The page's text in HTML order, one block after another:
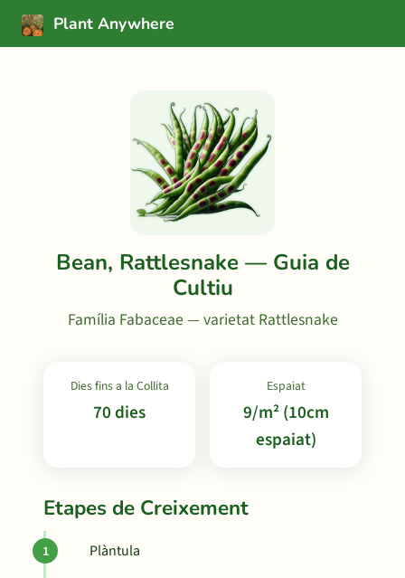
Plant Anywhere
Bean, Rattlesnake — Guia de
Cultiu
Família Fabaceae — varietat Rattlesnake
Dies fins a la Collita
70 dies
Espaiat
9/m² (10cm
espaiat)
Etapes de Creixement
Plàntula